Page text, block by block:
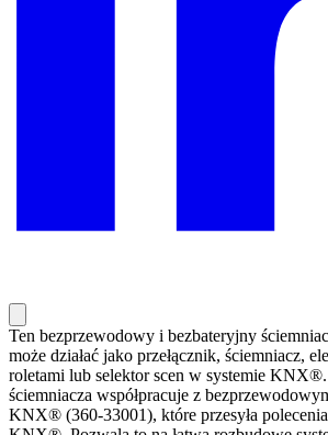
Ten bezprzewodowy i bezbateryjny
może działać jako przełącznik, ściemniacz,
roletami lub selektor scen w systemie KNX®.
ściemniacza współpracuje z
KNX® (360-33001), które przesyła